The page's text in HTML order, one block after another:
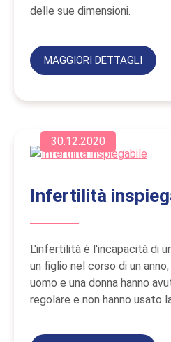
delle sue dimensioni.
MAGGIORI DETTAGLI
30.12.2020
Infertilità
L'infertilità è l'incapacità di
un figlio nel corso di un
uomo e una donna hanno
regolare e non hanno usato